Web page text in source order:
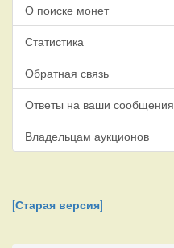
О поиске монет
Статистика
Обратная связь
Ответы на ваши сообщения
Владельцам аукционов
[Старая версия]